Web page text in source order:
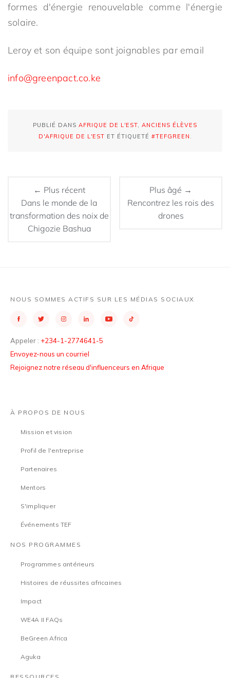
formes d'énergie renouvelable comme l'énergie
solaire.
Leroy et son équipe sont joignables par email
info@greenpact.co.ke
PUBLIÉ DANS AFRIQUE DE L'EST ANCIENS ÉLÈVES
D'AFRIQUE DE L'EST ET ÉTIQUETÉ #TEFGREEN
← Plus récent
Dans le monde de la
transformation des noix de
Chigozie Bashua
Plus âgé →
Rencontrez les rois des
drones
NOUS SOMMES ACTIFS SUR LES MÉDIAS SOCIAUX
Appeler : +234-1-2774641-5
Envoyez-nous un courriel
Rejoignez notre réseau d'influenceurs en Afrique
À PROPOS DE NOUS
Mission et vision
Profil de l'entreprise
Partenaires
Mentors
S'impliquer
Événements TEF
NOS PROGRAMMES
Programmes antérieurs
Histoires de réussites africaines
Impact
WE4A II FAQs
BeGreen Africa
Aguka